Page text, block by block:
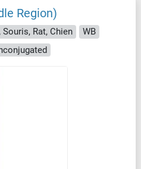
Region)
Rat, Chien
WB